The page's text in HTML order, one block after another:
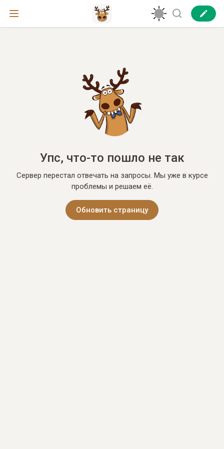
Упс, что-то пошло не так
Сервер перестал отвечать на запросы. Мы уже в курсе
проблемы и решаем её.
Обновить страницу